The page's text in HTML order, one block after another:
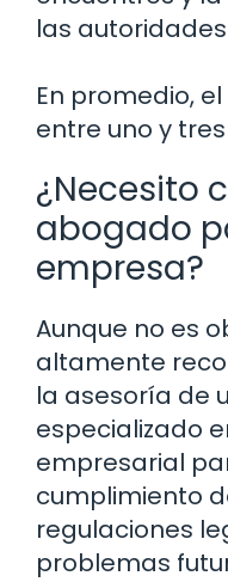
las
En promedio,
entre uno y
¿Necesito
abogado
empresa?
Aunque no es
altamente
la asesoría de
especializado
empresarial
cumplimiento
regulaciones
problemas